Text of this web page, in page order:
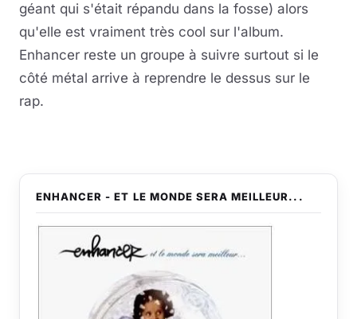
géant qui s'était répandu dans la fosse) alors
qu'elle est vraiment très cool sur l'album.
Enhancer reste un groupe à suivre surtout si le
côté métal arrive à reprendre le dessus sur le
rap.
ENHANCER - ET LE MONDE SERA MEILLEUR...